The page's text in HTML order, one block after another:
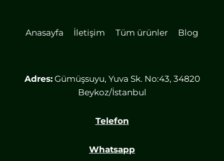
Anasayfa İletişim Tüm ürünler Blog
Adres:Gümüşsuyu, Yuva Sk. No:43, 34820
Beykoz/İstanbul
Telefon
Whatsapp